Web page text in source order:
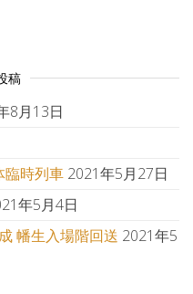
稿
8月13日
臨時列車 2021年5月27日
年5月4日
幡生入場階回送 2021年5